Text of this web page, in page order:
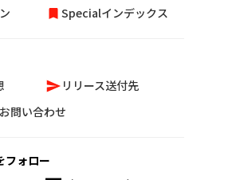
Specialインデックス
リリース送付先
問い合わせ
フォロー